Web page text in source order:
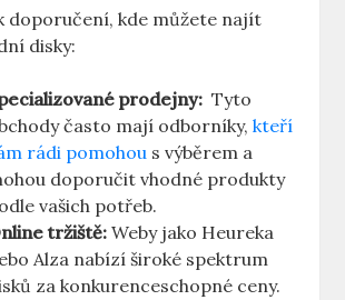
doporučení, kde můžete‍ najít
disky:
prodejny: ‍ Tyto
často mají odborníky,kteří
rádi pomohou s výběrem a
doporučit⁢ vhodné produkty
vašich potřeb.
tržiště: Weby jako Heureka
Alza nabízí široké​ spektrum
za konkurenceschopné ⁢ceny.